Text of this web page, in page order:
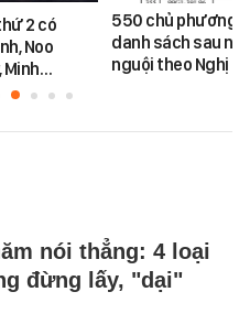
2 có
Noo
Minh…
550 chủ
danh sách sau
nguội theo Nghị
nói thẳng: 4 loại
đừng lấy, "dại"